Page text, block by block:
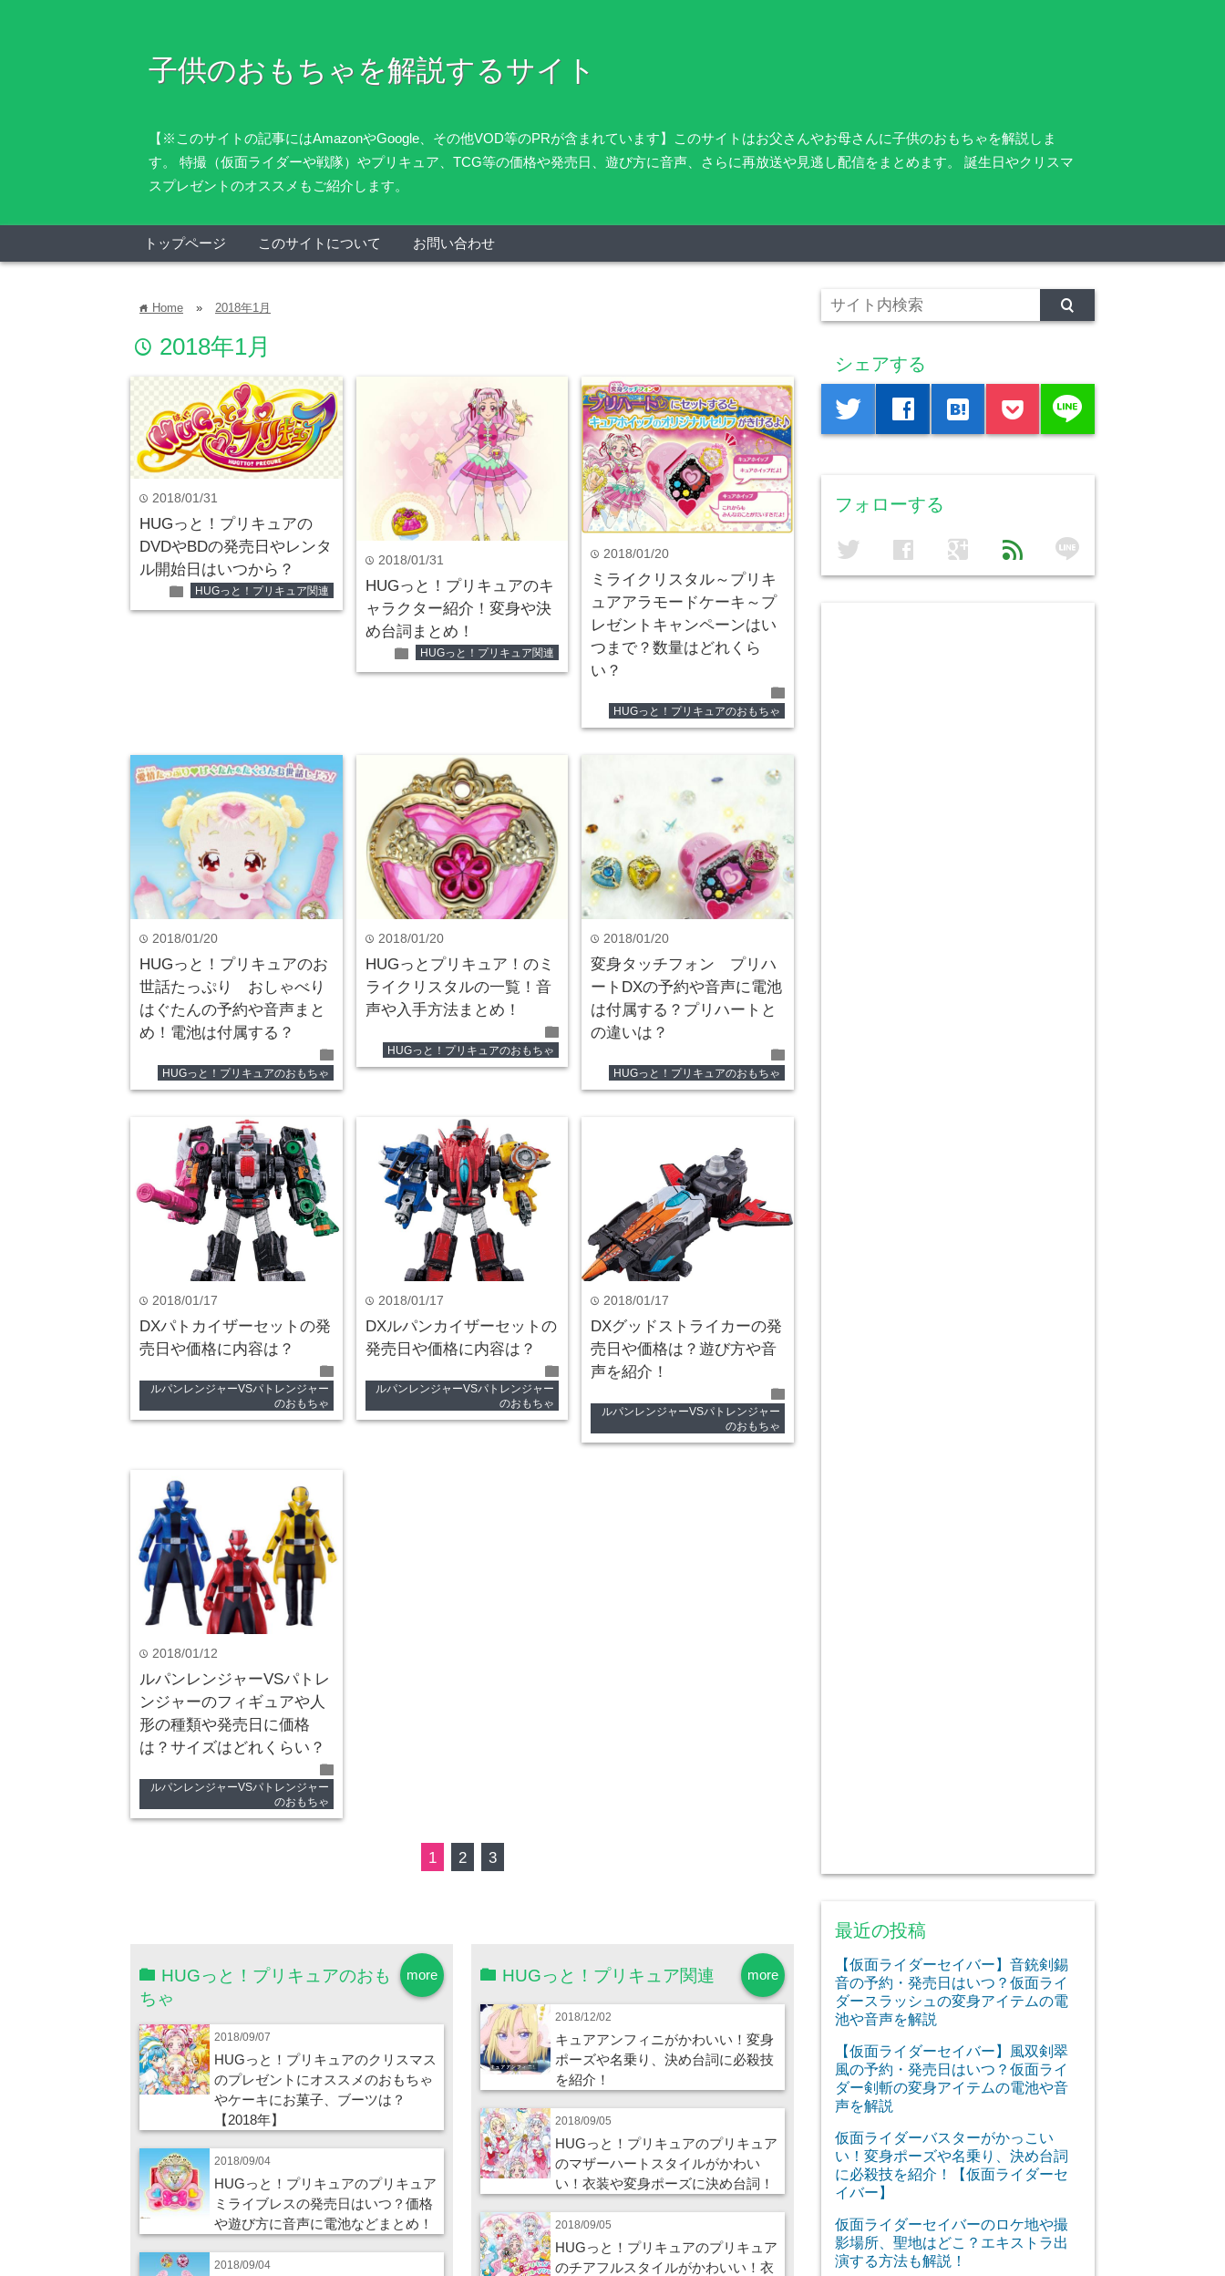
子供のおもちゃを解説するサイト
【※このサイトの記事にはAmazonやGoogle、その他VOD等のPRが含まれています】このサイトはお父さんやお母さんに子供のおもちゃを解説しま
す。 特撮（仮面ライダーや戦隊）やプリキュア、TCG等の価格や発売日、遊び方に音声、さらに再放送や見逃し配信をまとめます。 誕生日やクリスマ
スプレゼントのオススメもご紹介します。
トップページ このサイトについて お問い合わせ
home Home » 2018年1月
time 2018年1月
time 2018/01/31
HUGっと！プリキュアの
DVDやBDの発売日やレンタ
ル開始日はいつから？
folder HUGっと！プリキュア関連
time 2018/01/31
HUGっと！プリキュアのキ
ャラクター紹介！変身や決
め台詞まとめ！
folder HUGっと！プリキュア関連
time 2018/01/20
ミライクリスタル～プリキ
ュアアラモードケーキ～プ
レゼントキャンペーンはい
つまで？数量はどれくら
い？
folder
HUGっと！プリキュアのおもちゃ
time 2018/01/20
HUGっと！プリキュアのお
世話たっぷり おしゃべり
はぐたんの予約や音声まと
め！電池は付属する？
folder
HUGっと！プリキュアのおもちゃ
time 2018/01/20
HUGっとプリキュア！のミ
ライクリスタルの一覧！音
声や入手方法まとめ！
folder
HUGっと！プリキュアのおもちゃ
time 2018/01/20
変身タッチフォン プリハ
ートDXの予約や音声に電池
は付属する？プリハートと
の違いは？
folder
HUGっと！プリキュアのおもちゃ
time 2018/01/17
DXパトカイザーセットの発
売日や価格に内容は？
folder
ルパンレンジャーVSパトレンジャー
のおもちゃ
time 2018/01/17
DXルパンカイザーセットの
発売日や価格に内容は？
folder
ルパンレンジャーVSパトレンジャー
のおもちゃ
time 2018/01/17
DXグッドストライカーの発
売日や価格は？遊び方や音
声を紹介！
folder
ルパンレンジャーVSパトレンジャー
のおもちゃ
time 2018/01/12
ルパンレンジャーVSパトレ
ンジャーのフィギュアや人
形の種類や発売日に価格
は？サイズはどれくらい？
folder
ルパンレンジャーVSパトレンジャー
のおもちゃ
1 2 3
more
HUGっと！プリキュアのおも
ちゃ
2018/09/07
HUGっと！プリキュアのクリスマス
のプレゼントにオススメのおもちゃ
やケーキにお菓子、ブーツは？
【2018年】
2018/09/04
HUGっと！プリキュアのプリキュア
ミライブレスの発売日はいつ？価格
や遊び方に音声に電池などまとめ！
2018/09/04
more
HUGっと！プリキュア関連
2018/12/02
キュアアンフィニがかわいい！変身
ポーズや名乗り、決め台詞に必殺技
を紹介！
2018/09/05
HUGっと！プリキュアのプリキュア
のマザーハートスタイルがかわい
い！衣装や変身ポーズに決め台詞！
2018/09/05
HUGっと！プリキュアのプリキュア
のチアフルスタイルがかわいい！衣
シェアする
twitter facebook hatenabookmark line
フォローする
twitter facebook google feed line
最近の投稿
【仮面ライダーセイバー】音銃剣錫
音の予約・発売日はいつ？仮面ライ
ダースラッシュの変身アイテムの電
池や音声を解説
【仮面ライダーセイバー】風双剣翠
風の予約・発売日はいつ？仮面ライ
ダー剣斬の変身アイテムの電池や音
声を解説
仮面ライダーバスターがかっこい
い！変身ポーズや名乗り、決め台詞
に必殺技を紹介！【仮面ライダーセ
イバー】
仮面ライダーセイバーのロケ地や撮
影場所、聖地はどこ？エキストラ出
演する方法も解説！